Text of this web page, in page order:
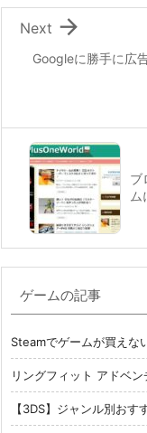
Googleに勝手に広

Next
ブ
ム
ゲームの記事
Steamでゲームが買えな
リングフィット アドベ
【3DS】ジャンル別お